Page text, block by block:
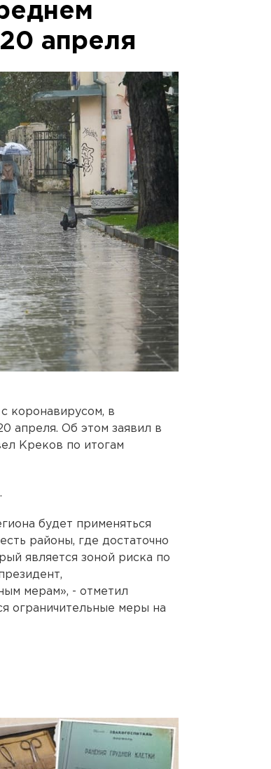
апреля
коронавирусом, в
апреля. Об этом заявил в
Креков по итогам
будет применяться
районы, где достаточно
является зоной риска по
мерам», - отметил
ограничительные меры на